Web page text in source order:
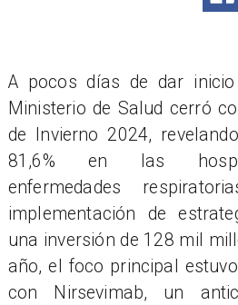
A pocos días de dar
Ministerio de Salud cerró
de Invierno 2024,
81,6% en las
enfermedades
implementación de
una inversión de 128 mil
año, el foco principal
con Nirsevimab, un